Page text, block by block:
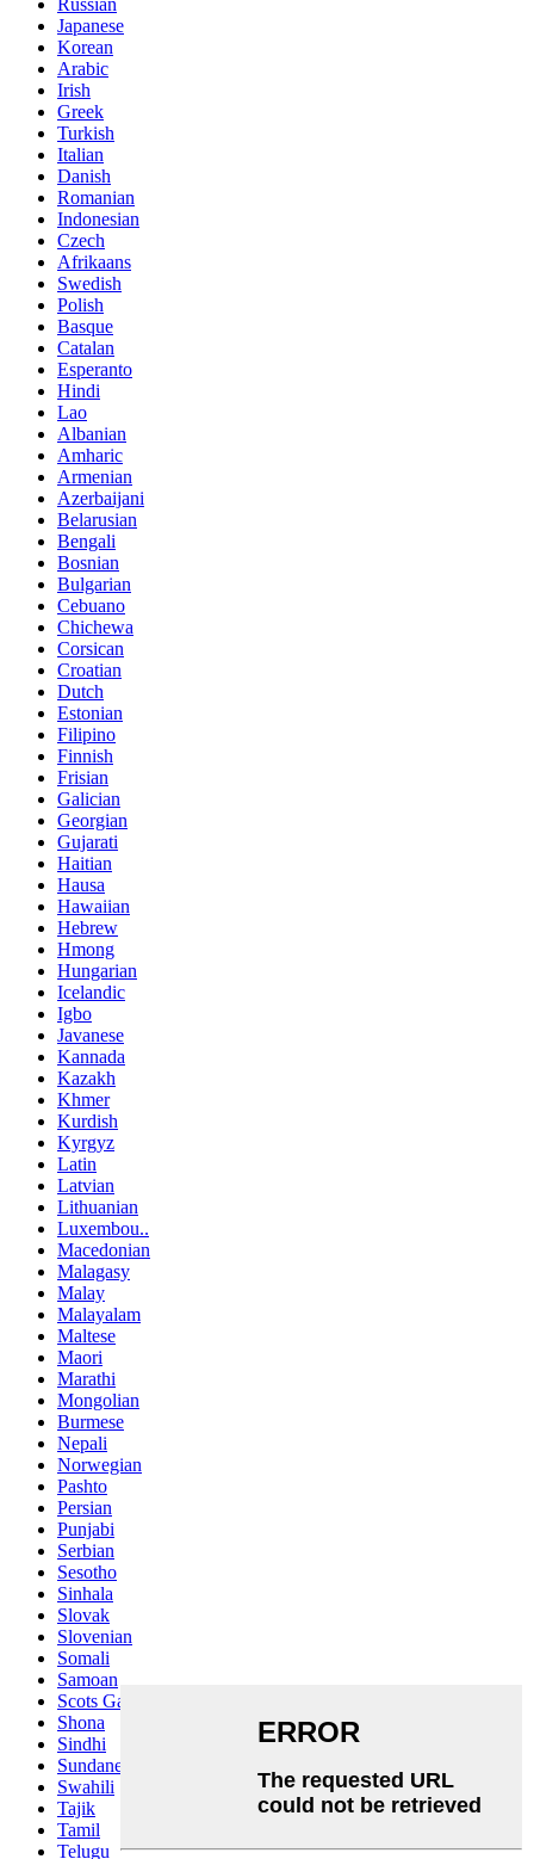
Russian
Japanese
Korean
Arabic
Irish
Greek
Turkish
Italian
Danish
Romanian
Indonesian
Czech
Afrikaans
Swedish
Polish
Basque
Catalan
Esperanto
Hindi
Lao
Albanian
Amharic
Armenian
Azerbaijani
Belarusian
Bengali
Bosnian
Bulgarian
Cebuano
Chichewa
Corsican
Croatian
Dutch
Estonian
Filipino
Finnish
Frisian
Galician
Georgian
Gujarati
Haitian
Hausa
Hawaiian
Hebrew
Hmong
Hungarian
Icelandic
Igbo
Javanese
Kannada
Kazakh
Khmer
Kurdish
Kyrgyz
Latin
Latvian
Lithuanian
Luxembou..
Macedonian
Malagasy
Malay
Malayalam
Maltese
Maori
Marathi
Mongolian
Burmese
Nepali
Norwegian
Pashto
Persian
Punjabi
Serbian
Sesotho
Sinhala
Slovak
Slovenian
Somali
Samoan
Scots Gaelic
Shona
Sindhi
Sundanese
Swahili
Tajik
Tamil
Telugu